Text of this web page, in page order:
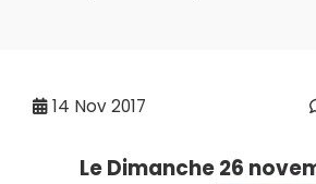
14 Nov 2017
Le Dimanche 26